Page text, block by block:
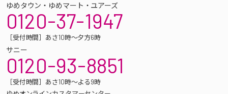
ゆめタウン・ゆめマート・ユアーズ
0120-37-1947
［受付時間］あさ10時～夕方6時
サニー
0120-93-8851
［受付時間］あさ10時～よる9時